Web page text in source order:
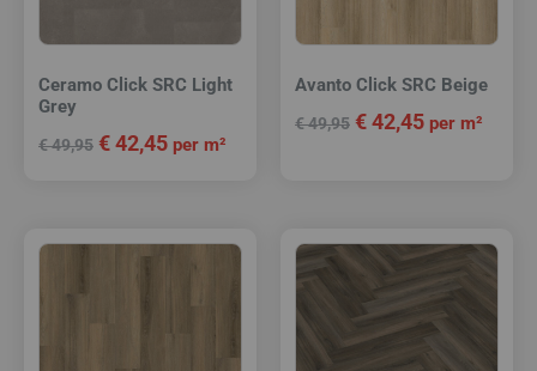
Ceramo Click SRC Light
Grey
€49,95 €42,45 per m²
Avanto Click SRC Beige
€49,95 €42,45 per m²